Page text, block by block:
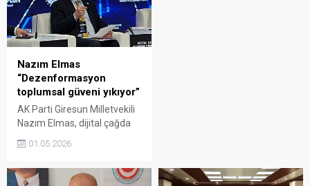
ederek 50 bin liralık ödülün
sahibi oldu. Başarı,
Giresun'daki kadın
girişimciler için de önemli bir
gurur kaynağı oldu.
Nazım Elmas
“Dezenformasyon
toplumsal güveni yıkıyor”
AK Parti Giresun Milletvekili
Nazım Elmas, dijital çağda
dezenformasyon ve bilgi
tehdit ettiğini söyledi. Elmas,
01.05.2026